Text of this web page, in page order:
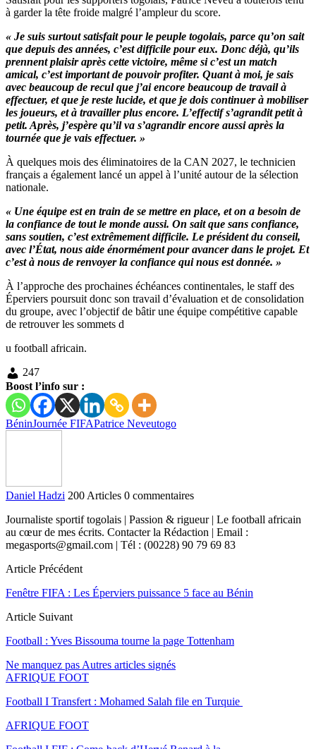
à garder la tête froide malgré l’ampleur du score.
« Je suis surtout satisfait pour le peuple togolais, parce qu’on sait
que depuis des années, c’est difficile pour eux. Donc déjà, qu’ils
prennent plaisir après cette victoire, même si c’est un match
amical, c’est important de pouvoir profiter. Quant à moi, je sais
avec beaucoup de recul que j’ai encore beaucoup de travail à
effectuer, et que je reste lucide, et que je dois continuer à mobiliser
les joueurs, et à travailler plus encore. L’effectif s’agrandit petit à
petit. Après, j’espère qu’il va s’agrandir encore aussi après la
tournée que je vais effectuer. »
À quelques mois des éliminatoires de la CAN 2027, le technicien
français a également lancé un appel à l’unité autour de la sélection
nationale.
« Une équipe est en train de se mettre en place, et on a besoin de
la confiance de tout le monde aussi. On sait que sans confiance,
sans soutien, c’est extrêmement difficile. Le président du conseil,
avec l’État, nous aide énormément pour avancer dans le projet. Et
c’est à nous de renvoyer la confiance qui nous est donnée. »
À l’approche des prochaines échéances continentales, le staff des
Éperviers poursuit donc son travail d’évaluation et de consolidation
du groupe, avec l’objectif de bâtir une équipe compétitive capable
de retrouver les sommets d
u football africain.
247
Boost l’info sur :
BéninJournée FIFAPatrice Neveutogo
Daniel Hadzi 200 Articles 0 commentaires
Journaliste sportif togolais | Passion & rigueur | Le football africain
au cœur de mes écrits. Contacter la Rédaction | Email :
megasports@gmail.com | Tél : (00228) 90 79 69 83
Article Précédent
Fenêtre FIFA : Les Éperviers puissance 5 face au Bénin
Article Suivant
Football : Yves Bissouma tourne la page Tottenham
Ne manquez pas Autres articles signés
AFRIQUE FOOT
Football I Transfert : Mohamed Salah file en Turquie
AFRIQUE FOOT